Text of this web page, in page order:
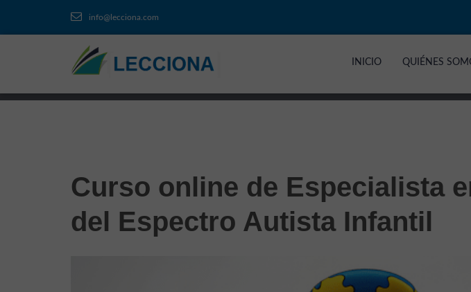
info@lecciona.com
INICIO QUIÉNES
Curso online de Especialista
del Espectro Autista Infantil